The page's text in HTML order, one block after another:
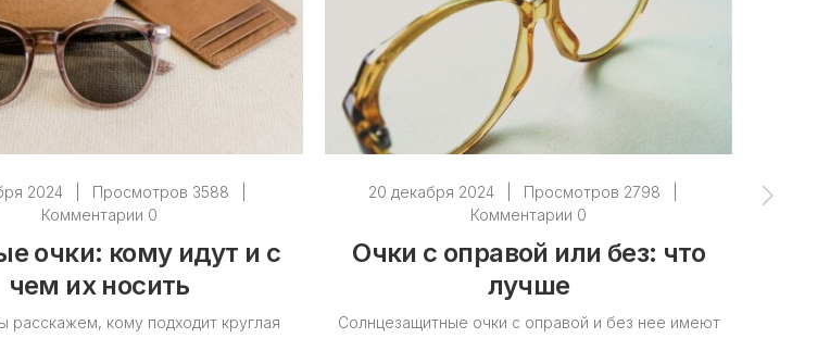
2024 Просмотров 3588
Комментарии 0
очки: кому идут и с
чем их носить
расскажем, кому подходит круглая
20 декабря 2024 Просмотров 2798
Комментарии 0
Очки с оправой или без: что
лучше
Солнцезащитные очки с оправой и без нее имеют